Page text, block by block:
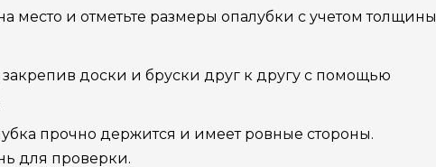
место и отметьте размеры опалубки с учетом толщины
закрепив доски и бруски друг к другу с помощью
прочно держится и имеет ровные стороны.
для проверки.